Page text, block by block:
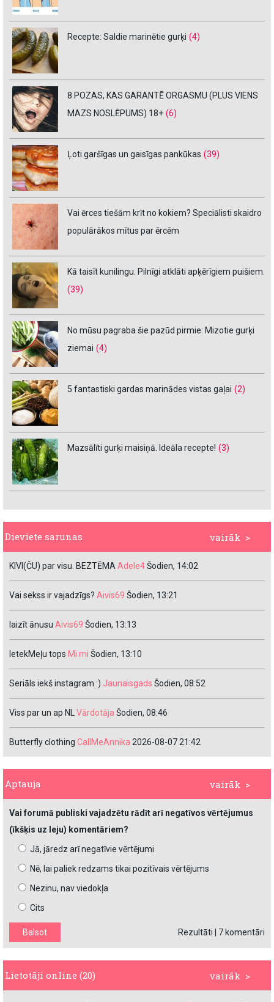
Recepte: Saldie marinētie gurķi (4)
8 POZAS, KAS GARANTĒ ORGASMU (PLUS VIENS
MAZS NOSLĒPUMS) 18+ (6)
Ļoti garšīgas un gaisīgas pankūkas (39)
Vai ērces tiešām krīt no kokiem? Speciālisti skaidro
populārākos mītus par ērcēm
Kā taisīt kunilingu. Pilnīgi atklāti apķērīgiem puišiem.
(39)
No mūsu pagraba šie pazūd pirmie: Mizotie gurķi
ziemai (4)
5 fantastiski gardas marinādes vistas gaļai (2)
Mazsālīti gurķi maisiņā. Ideāla recepte! (3)
vairāk >
Dieviete sarunas
KIVI(ČU) par visu. BEZTĒMAAdele4Šodien, 14:02
Vai sekss ir vajadzīgs? Aivis69 Šodien, 13:21
laizīt ānusu Aivis69 Šodien, 13:13
IetekMeļu tops Mi mi Šodien, 13:10
Seriāls iekš instagram :) Jaunaisgads Šodien, 08:52
Viss par un ap NLVārdotāja Šodien, 08:46
Butterfly clothing CallMeAnnika 2026-08-07 21:42
vairāk >
Aptauja
Vai forumā publiski vajadzētu rādīt arī negatīvos vērtējumus
(īkšķis uz leju) komentāriem?
Jā, jāredz arī negatīvie vērtējumi
Nē, lai paliek redzams tikai pozitīvais vērtējums
Nezinu, nav viedokļa
Cits
Rezultāti 7 komentāri
vairāk >
Lietotāji online (20)